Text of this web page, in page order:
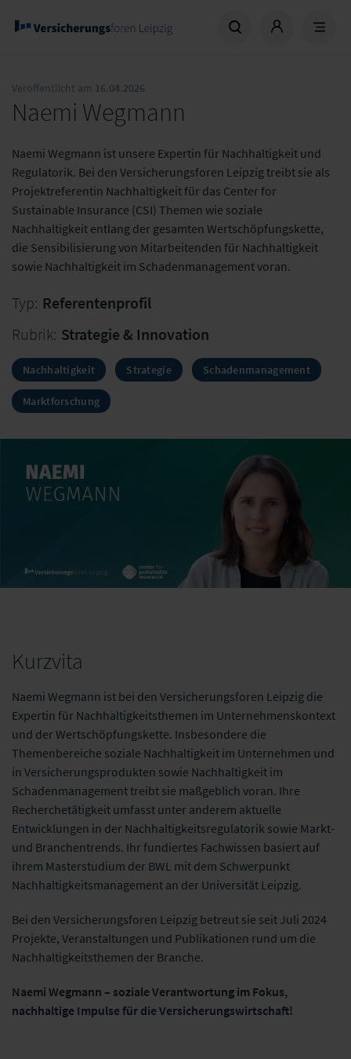
Veröffentlicht am 16.04.2026
Naemi Wegmann
Naemi Wegmann ist unsere Expertin für Nachhaltigkeit und
Regulatorik. Bei den Versicherungsforen Leipzig treibt sie als
Projektreferentin Nachhaltigkeit für das Center for
Sustainable Insurance (CSI) Themen wie soziale
Nachhaltigkeit entlang der gesamten Wertschöpfungskette,
die Sensibilisierung von Mitarbeitenden für Nachhaltigkeit
sowie Nachhaltigkeit im Schadenmanagement voran.
Typ: Referentenprofil
Rubrik: Strategie & Innovation
Nachhaltigkeit Strategie Schadenmanagement
Marktforschung
Kurzvita
Naemi Wegmann ist bei den Versicherungsforen Leipzig die
Expertin für Nachhaltigkeitsthemen im Unternehmenskontext
und der Wertschöpfungskette. Insbesondere die
Themenbereiche soziale Nachhaltigkeit im Unternehmen und
in Versicherungsprodukten sowie Nachhaltigkeit im
Schadenmanagement treibt sie maßgeblich voran. Ihre
Recherchetätigkeit umfasst unter anderem aktuelle
Entwicklungen in der Nachhaltigkeitsregulatorik sowie Markt-
und Branchentrends. Ihr fundiertes Fachwissen basiert auf
ihrem Masterstudium der BWL mit dem Schwerpunkt
Nachhaltigkeitsmanagement an der Universität Leipzig.
Bei den Versicherungsforen Leipzig betreut sie seit Juli 2024
Projekte, Veranstaltungen und Publikationen rund um die
Nachhaltigkeitsthemen der Branche.
Naemi Wegmann – soziale Verantwortung im Fokus,
nachhaltige Impulse für die Versicherungswirtschaft!